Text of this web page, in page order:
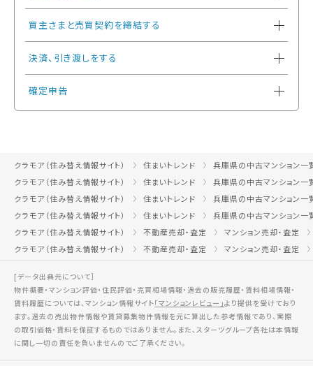
買主さまと売買契約を締結する
決済、引き渡しをする
確定申告
クラモア（住み替え情報サイト） 住まいトレンド
兵庫県の中古マンション一
クラモア（住み替え情報サイト）
住まいトレンド
兵庫県の中古マンション一
クラモア（住み替え情報サイト）
住まいトレンド
兵庫県の中古マンション一
クラモア（住み替え情報サイト）
住まいトレンド
兵庫県の中古マンション一
クラモア（住み替え情報サイト）
不動産売却・査定
マンション売却・査定
クラモア（住み替え情報サイト）
不動産売却・査定 マンション売却・査定
[データ出典元について］
物件概要・マンション評価・住民評価・売買相場情報・過去の販売履歴・賃料相場情報・
賃料履歴については、マンション情報サイト「マンションレビュー」より提供を受けており
ます。過去の売出物件情報や賃貸募集物件情報を元に算出した参考情報であり、実際
の取引価格・賃料を保証するものではありません。また、スターツグループ各社は本情報
に関し一切の責任を負いませんのでご了承ください。